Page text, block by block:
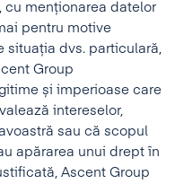
cu menționarea datelor
pentru motive
situația dvs. particulară,
Group
și imperioase care
intereselor,
sau că scopul
apărarea unui drept în
Ascent Group